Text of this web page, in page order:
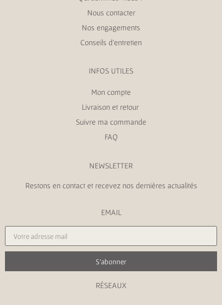
Nous contacter
Nos engagements
Conseils d’entretien
INFOS UTILES
Mon compte
Livraison et retour
Suivre ma commande
FAQ
NEWSLETTER
Restons en contact et recevez nos dernières actualités
EMAIL
S'abonner
RÉSEAUX